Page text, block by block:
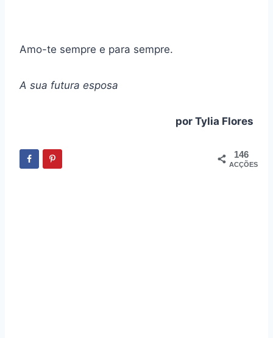
Amo-te sempre e para sempre.
A sua futura esposa
por Tylia Flores
146
ACÇÕES